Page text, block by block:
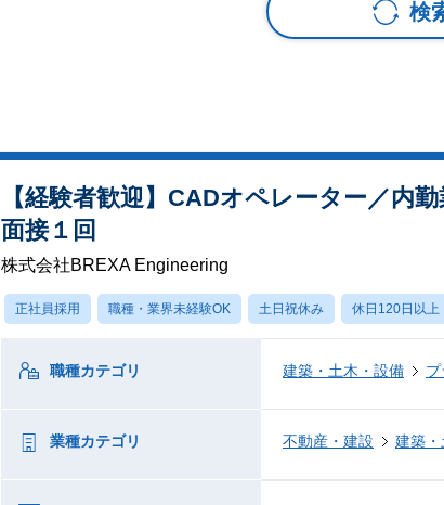
検
【経験者歓迎】CADオペレーター／内
面接１回
株式会社BREXA Engineering
正社員採用 職種・業界未経験OK 土日祝休み 休日120日以上
職種カテゴリ 建築・土木・設備
業種カテゴリ 不動産・建設 建築・